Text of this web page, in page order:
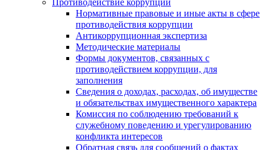
Нормативные правовые и иные акты в сфере
противодействия коррупции
Антикоррупционная экспертиза
Методические материалы
Формы документов, связанных с
противодействием коррупции, для
заполнения
Сведения о доходах, расходах, об имуществе
и обязательствах имущественного характера
Комиссия по соблюдению требований к
служебному поведению и урегулированию
конфликта интересов
Обратная связь для сообщений о фактах